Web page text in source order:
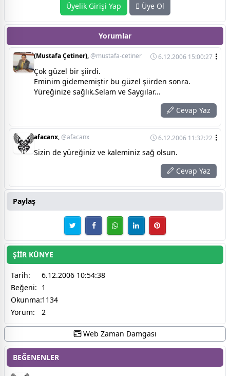
Üyelik Girişi Yap Üye Ol
Yorumlar
(Mustafa Çetiner),@mustafa-cetiner 6.12.2006 15:00:27
Çok güzel bir şiirdi.
Eminim gidememiştir bu güzel şiirden sonra.
Yüreğinize sağlık.Selam ve Saygılar...
Cevap Yaz
afacanx,@afacanx 6.12.2006 11:32:22
Sizin de yüreğiniz ve kaleminiz sağ olsun.
Cevap Yaz
Paylaş
ŞİİR KÜNYE
Tarih:
6.12.2006 10:54:38
Beğeni: 1
Okunma:1134
Yorum:
2
Web Zaman Damgası
BEĞENENLER